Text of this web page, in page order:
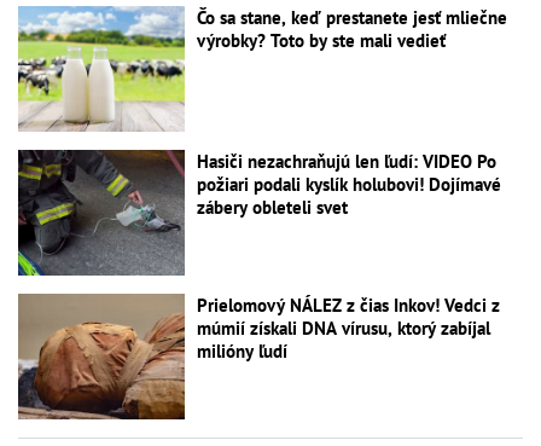
Čo sa stane, keď prestanete jesť mliečne
výrobky? Toto by ste mali vedieť
Hasiči nezachraňujú len ľudí: VIDEO Po
požiari podali kyslík holubovi! Dojímavé
zábery obleteli svet
Prielomový NÁLEZ z čias Inkov! Vedci z
múmií získali DNA vírusu, ktorý zabíjal
milióny ľudí